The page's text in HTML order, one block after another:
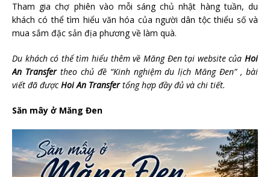
Tham gia chợ phiên vào mỗi sáng chủ nhật hàng tuần, du
khách có thể tìm hiểu văn hóa của người dân tộc thiểu số và
mua sắm đặc sản địa phương về làm quà.
Du khách có thể tìm hiểu thêm về Măng Đen tại website của Hoi
An Transfer theo chủ đề “Kinh nghiệm du lịch Măng Đen” , bài
viết đã đượcHoi An Transfertổng hợp đầy đủ và chi tiết.
Săn mây ở Măng Đen